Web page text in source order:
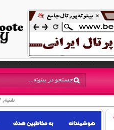
شنبه, ۱۷ مرداد ۱۴۰۵